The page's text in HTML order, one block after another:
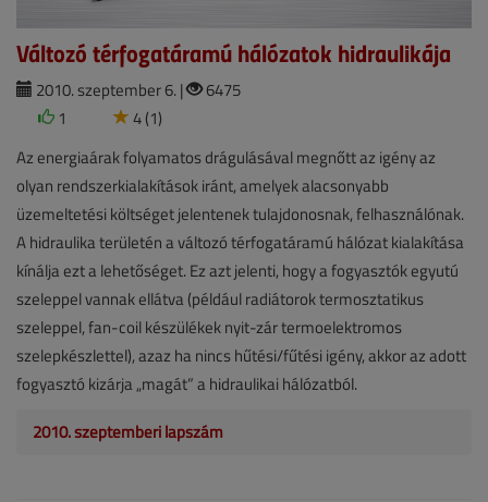
Változó térfogatáramú hálózatok hidraulikája
2010. szeptember 6. |
6475
1
4 (1)
Az energiaárak folyamatos drágulásával megnőtt az igény az
olyan rendszerkialakítások iránt, amelyek alacsonyabb
üzemeltetési költséget jelentenek tulajdonosnak, felhasználónak.
A hidraulika területén a változó térfogatáramú hálózat kialakítása
kínálja ezt a lehetőséget. Ez azt jelenti, hogy a fogyasztók egyutú
szeleppel vannak ellátva (például radiátorok termosztatikus
szeleppel, fan-coil készülékek nyit-zár termoelektromos
szelepkészlettel), azaz ha nincs hűtési/fűtési igény, akkor az adott
fogyasztó kizárja „magát” a hidraulikai hálózatból.
2010. szeptemberi lapszám